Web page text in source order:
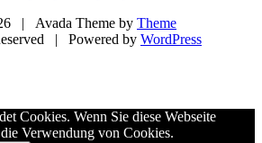
| Avada Theme by Theme
| Powered by WordPress
Cookies. Wenn Sie diese Webseite
Verwendung von Cookies.